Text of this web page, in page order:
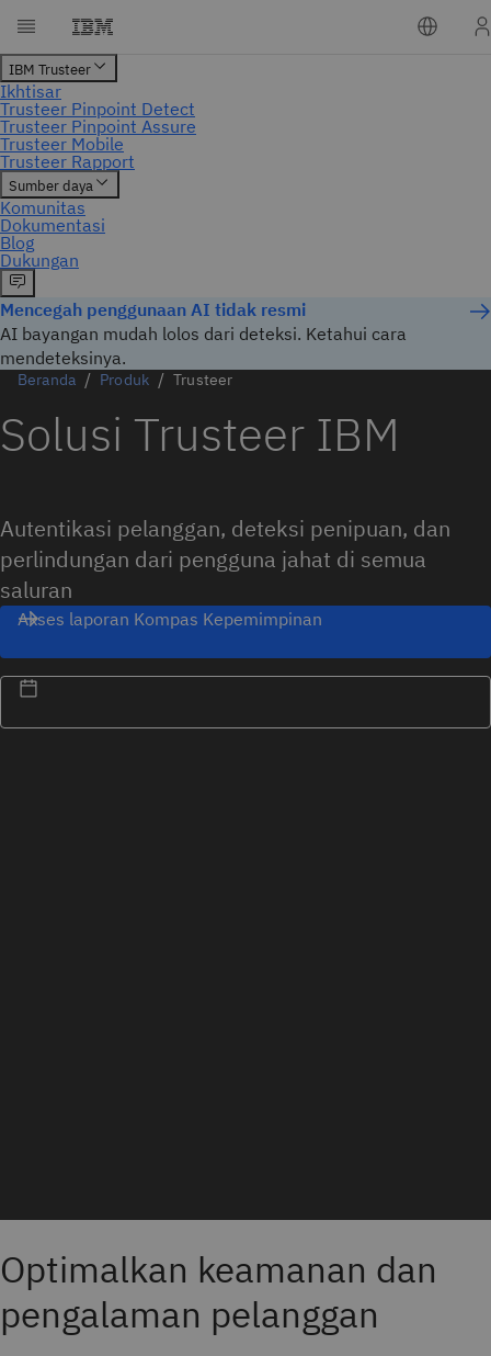
Mencegah penggunaan AI tidak resmi
AI bayangan mudah lolos dari deteksi. Ketahui cara
mendeteksinya.
Beranda Produk Trusteer
Solusi Trusteer IBM
Autentikasi pelanggan, deteksi penipuan, dan
perlindungan dari pengguna jahat di semua
saluran
Akses laporan Kompas Kepemimpinan
Optimalkan keamanan dan
pengalaman pelanggan